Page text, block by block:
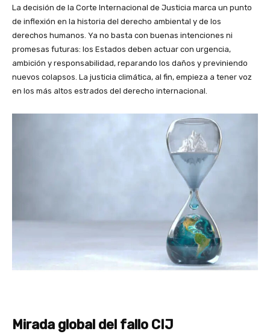
La decisión de la Corte Internacional de Justicia marca un punto
de inflexión en la historia del derecho ambiental y de los
derechos humanos. Ya no basta con buenas intenciones ni
promesas futuras: los Estados deben actuar con urgencia,
ambición y responsabilidad, reparando los daños y previniendo
nuevos colapsos. La justicia climática, al fin, empieza a tener voz
en los más altos estrados del derecho internacional.
Mirada global del fallo CIJ